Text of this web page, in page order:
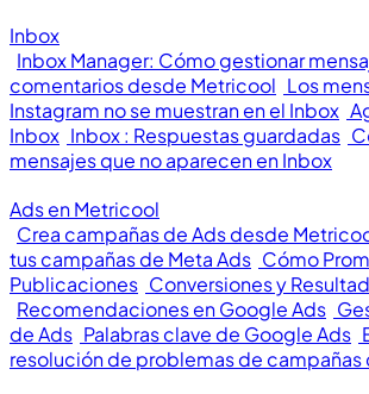
Inbox
Inbox Manager: Cómo gestionar
comentarios desde Metricool Los
Instagram no se muestran en el Inbox
Inbox Inbox : Respuestas guardadas
mensajes que no aparecen en Inbox
Ads en Metricool
Crea campañas de Ads desde
tus campañas de Meta Ads Cómo
Publicaciones Conversiones y
Recomendaciones en Google Ads
de Ads Palabras clave de Google Ads
resolución de problemas de campañas